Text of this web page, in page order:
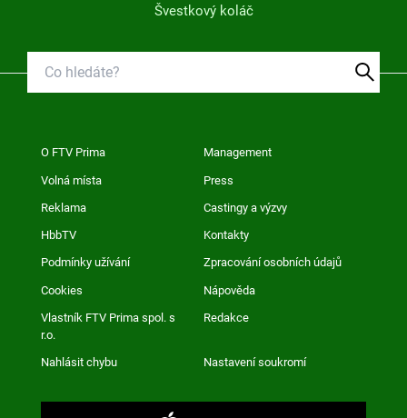
Švestkový koláč
O FTV Prima Management
Volná místa Press
Reklama Castingy a výzvy
HbbTV Kontakty
Podmínky užívání Zpracování osobních údajů
Cookies Nápověda
Vlastník FTV Prima spol. s
r.o.
Redakce
Nahlásit chybu Nastavení soukromí